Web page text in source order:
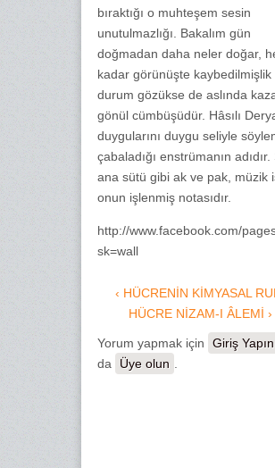
bıraktığı o muhteşem sesin
unutulmazlığı. Bakalım gün
doğmadan daha neler doğar,
kadar görünüşte kaybedilmişlik
durum gözükse de aslında
gönül cümbüşüdür. Hâsılı
duygularını duygu seliyle
çabaladığı enstrümanın adıdır.
ana sütü gibi ak ve pak, müzik
onun işlenmiş notasıdır.
http://www.facebook.com/
sk=wall
‹ HÜCRENİN KİMYASAL
HÜCRE NİZAM-I ÂLEMİ ›
Yorum yapmak için Giriş Yapın
da
Üye olun